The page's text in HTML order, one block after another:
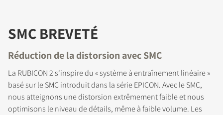
SMC BREVETÉ
Réduction de la distorsion avec SMC
La RUBICON 2 s‘inspire du « système à entraînement linéaire »
basé sur le SMC introduit dans la série EPICON. Avec le SMC,
nous atteignons une distorsion extrêmement faible et nous
optimisons le niveau de détails, même à faible volume. Les